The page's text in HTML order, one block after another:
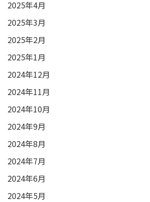
2025年4月
2025年3月
2025年2月
2025年1月
2024年12月
2024年11月
2024年10月
2024年9月
2024年8月
2024年7月
2024年6月
2024年5月